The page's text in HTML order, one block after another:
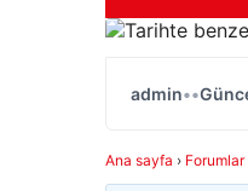
admin••
Ana sayfa › Forumlar